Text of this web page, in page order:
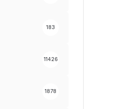
183
11426
1878